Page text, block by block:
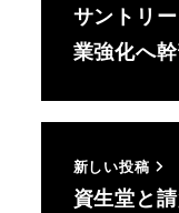
サントリ
業強化へ
新しい投稿
資生堂と